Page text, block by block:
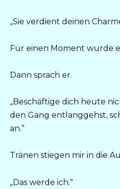
„Sie verdient deinen
Für einen Moment wurde
Dann sprach er.
„Beschäftige dich heute
den Gang entlanggehst,
an.“
Tränen stiegen mir in die
„Das werde ich.“